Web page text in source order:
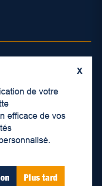
X
de votre
efficace de vos
Plus tard